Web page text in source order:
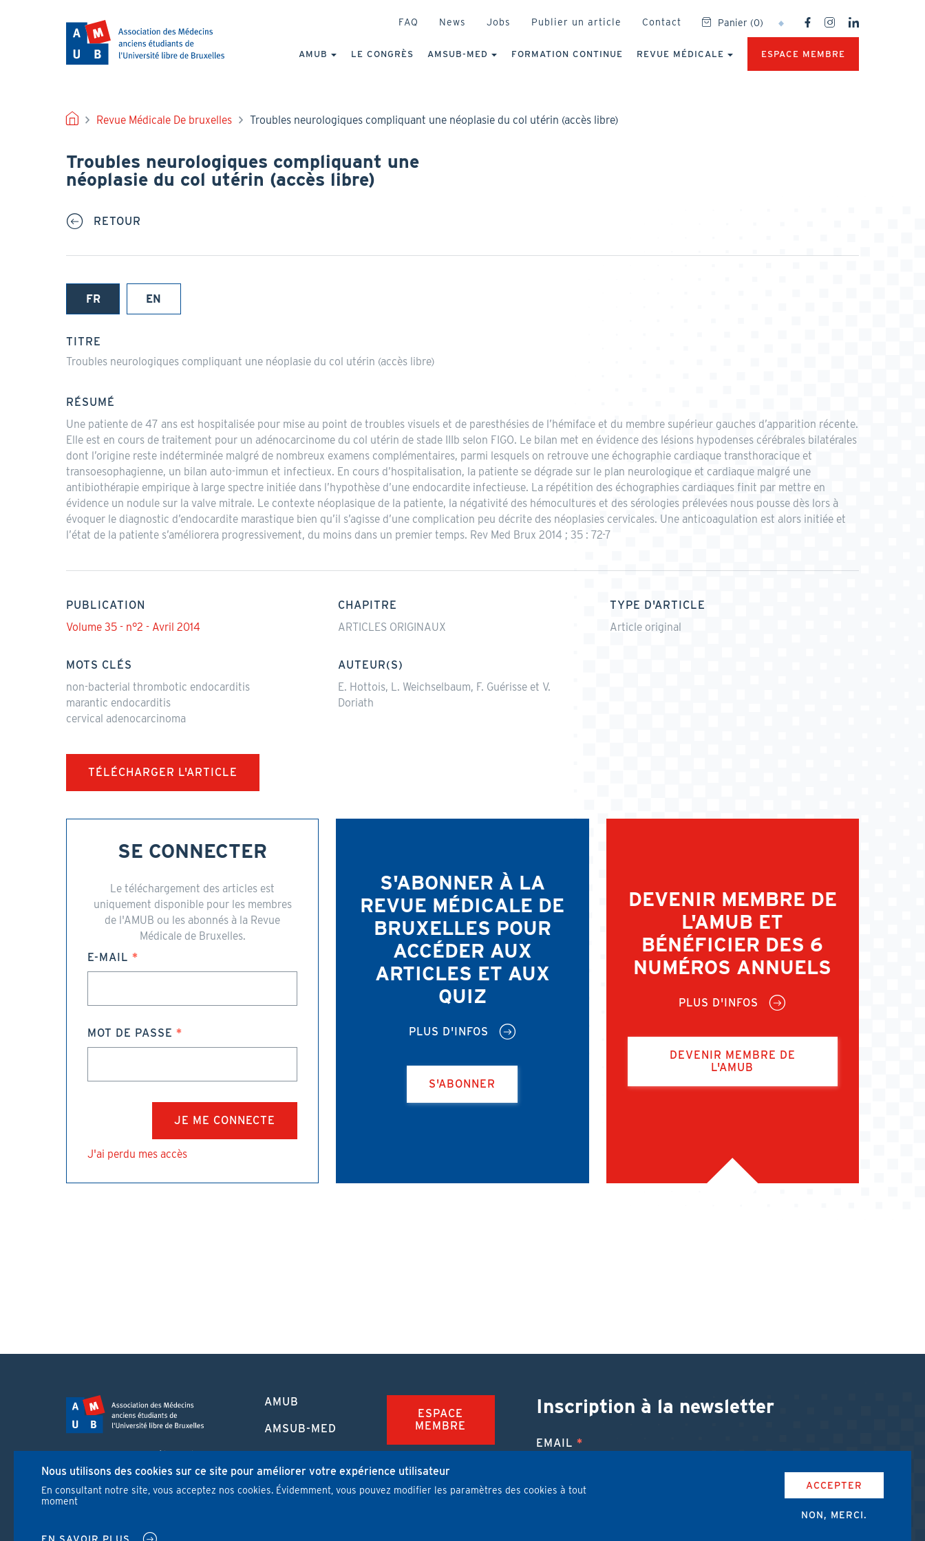
HEADER
FAQ News Jobs Publier un article Contact Panier (0)
SOCIAL
NETWORKS
PRINCIPALE
AMUB LE CONGRÈS AMSUB-MED FORMATION CONTINUE REVUE MÉDICALE ESPACE MEMBRE
FIL
D'ARIANE
Revue Médicale De bruxelles Troubles neurologiques compliquant une néoplasie du col utérin (accès libre)
Troubles neurologiques compliquant une
néoplasie du col utérin (accès libre)
RETOUR
FR
(onglet
EN
TITRE
Troubles neurologiques compliquant une néoplasie du col utérin (accès libre)
RÉSUMÉ
Une patiente de 47 ans est hospitalisée pour mise au point de troubles visuels et de paresthésies de l’hémiface et du membre supérieur gauches d’apparition récente.
Elle est en cours de traitement pour un adénocarcinome du col utérin de stade IIIb selon FIGO. Le bilan met en évidence des lésions hypodenses cérébrales bilatérales
dont l’origine reste indéterminée malgré de nombreux examens complémentaires, parmi lesquels on retrouve une échographie cardiaque transthoracique et
transoesophagienne, un bilan auto-immun et infectieux. En cours d’hospitalisation, la patiente se dégrade sur le plan neurologique et cardiaque malgré une
antibiothérapie empirique à large spectre initiée dans l’hypothèse d’une endocardite infectieuse. La répétition des échographies cardiaques finit par mettre en
évidence un nodule sur la valve mitrale. Le contexte néoplasique de la patiente, la négativité des hémocultures et des sérologies prélevées nous pousse dès lors à
évoquer le diagnostic d’endocardite marastique bien qu’il s’agisse d’une complication peu décrite des néoplasies cervicales. Une anticoagulation est alors initiée et
l’état de la patiente s’améliorera progressivement, du moins dans un premier temps. Rev Med Brux 2014 ; 35 : 72-7
PUBLICATION
Volume 35 - n°2 - Avril 2014
CHAPITRE
ARTICLES ORIGINAUX
TYPE D'ARTICLE
Article original
MOTS CLÉS
non-bacterial thrombotic endocarditis
marantic endocarditis
cervical adenocarcinoma
AUTEUR(S)
E. Hottois, L. Weichselbaum, F. Guérisse et V.
Doriath
TÉLÉCHARGER L'ARTICLE
SE CONNECTER
Le téléchargement des articles est
uniquement disponible pour les membres
de l'AMUB ou les abonnés à la Revue
Médicale de Bruxelles.
E-MAIL
MOT DE PASSE
J'ai perdu mes accès
S'ABONNER À LA
REVUE MÉDICALE DE
BRUXELLES POUR
ACCÉDER AUX
ARTICLES ET AUX
QUIZ
PLUS D'INFOS
S'ABONNER
DEVENIR MEMBRE DE
L'AMUB ET
BÉNÉFICIER DES 6
NUMÉROS ANNUELS
PLUS D'INFOS
DEVENIR MEMBRE DE
L'AMUB
Route de Lennik 808/612
1070 Bruxelles
+32 2 555 67 94
PIED
PAGE
AMUB
AMSUB-MED
FORMATION
CONTINUE
REVUE MÉDICALE
ESPACE
MEMBRE
FAQ
JOBS
Inscription à la newsletter
EMAIL
J'ai lu et j'accepte les conditions d'utilisation de l'AMUB.
Nous utilisons des cookies sur ce site pour améliorer votre expérience utilisateur
En consultant notre site, vous acceptez nos cookies. Évidemment, vous pouvez modifier les paramètres des cookies à tout
moment
ACCEPTER
NON, MERCI.